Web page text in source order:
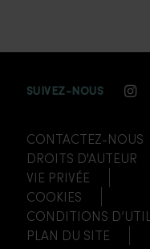
SUIVEZ-NOUS
CONTACTEZ-NOUS
DROITS D'AUTEUR
VIE PRIVÉE
COOKIES
CONDITIONS
PLAN DU SITE